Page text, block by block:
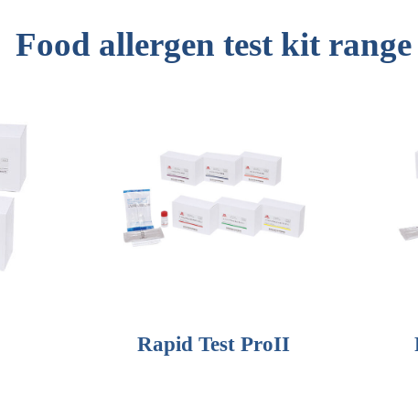
Food allergen test kit range
Rapid Test ProII